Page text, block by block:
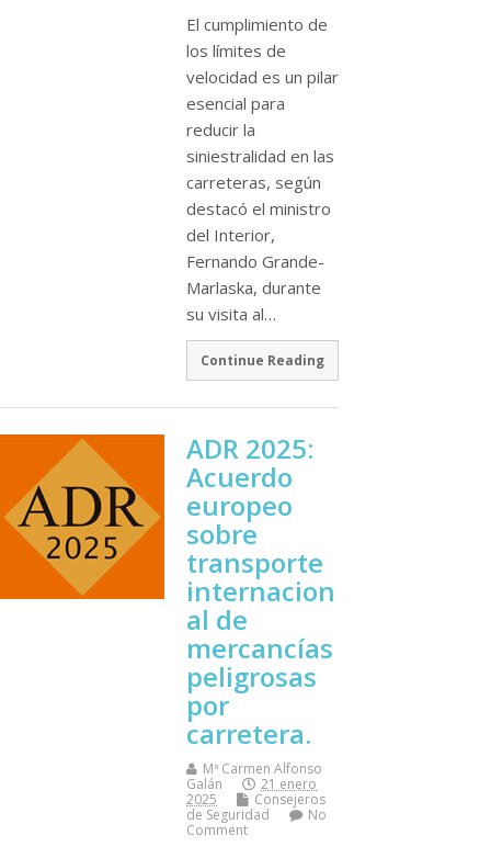
El cumplimiento de
los límites de
velocidad es un pilar
esencial para
reducir la
siniestralidad en las
carreteras, según
destacó el ministro
del Interior,
Fernando Grande-
Marlaska, durante
su visita al…
Continue Reading
ADR 2025:
Acuerdo
europeo
sobre
transporte
internacion
al de
mercancías
peligrosas
por
carretera.
Mª Carmen Alfonso
Galán
21 enero
2025
Consejeros
de Seguridad
No
Comment